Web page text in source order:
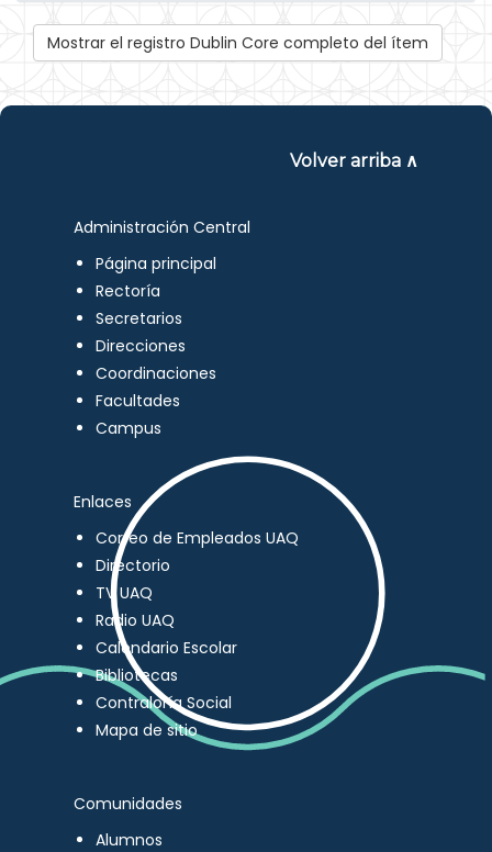
Mostrar el registro Dublin Core completo del ítem
Volver arriba ∧
Administración Central
Página principal
Rectoría
Secretarios
Direcciones
Coordinaciones
Facultades
Campus
Enlaces
Correo de Empleados UAQ
Directorio
TV UAQ
Radio UAQ
Calendario Escolar
Bibliotecas
Contraloría Social
Mapa de sitio
Comunidades
Alumnos